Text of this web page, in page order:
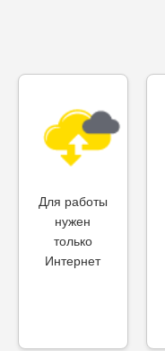
Для работы
нужен
только
Интернет